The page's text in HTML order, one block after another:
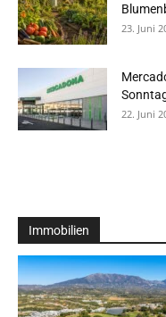
23. Juni
22. Juni
Immobilien